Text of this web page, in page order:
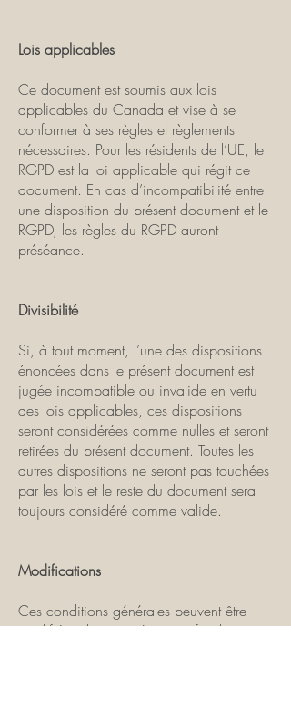
Lois applicables
Ce document est soumis aux lois
applicables du Canada et vise à se
conformer à ses règles et règlements
nécessaires. Pour les résidents de l’UE, le
RGPD est la loi applicable qui régit ce
document. En cas d’incompatibilité entre
une disposition du présent document et le
RGPD, les règles du RGPD auront
préséance.
Divisibilité
Si, à tout moment, l’une des dispositions
énoncées dans le présent document est
jugée incompatible ou invalide en vertu
des lois applicables, ces dispositions
seront considérées comme nulles et seront
retirées du présent document. Toutes les
autres dispositions ne seront pas touchées
par les lois et le reste du document sera
toujours considéré comme valide.
Modifications
Ces conditions générales peuvent être
modifiées de temps à autre afin de